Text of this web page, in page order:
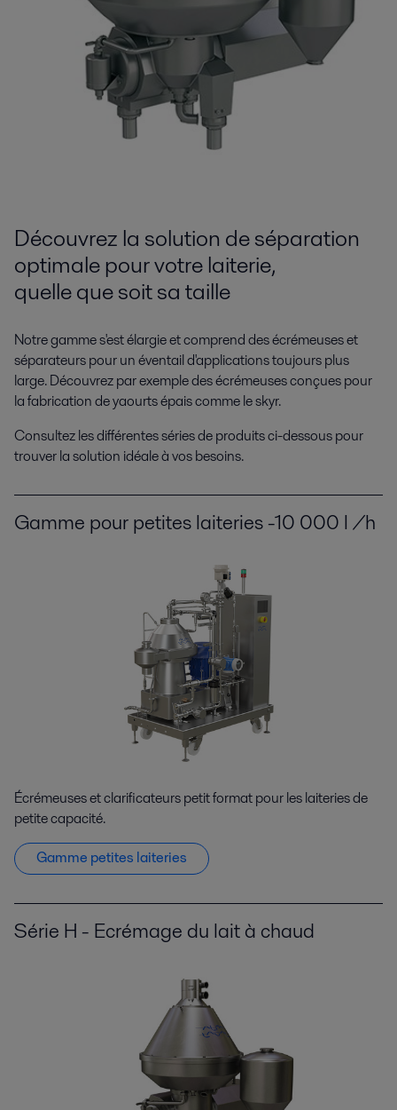
Découvrez la solution de séparation
optimale pour votre laiterie,
quelle que soit sa taille
Notre gamme s'est élargie et comprend des écrémeuses et
séparateurs pour un éventail d'applications toujours plus
large. Découvrez par exemple des écrémeuses conçues pour
la fabrication de yaourts épais comme le skyr.
Consultez les différentes séries de produits ci-dessous pour
trouver la solution idéale à vos besoins.
Gamme pour petites laiteries -10 000 l /h
Écrémeuses et clarificateurs petit format pour les laiteries de
petite capacité.
Gamme petites laiteries
Série H - Ecrémage du lait à chaud